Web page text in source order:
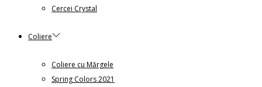
Cercei Crystal
Coliere
Coliere cu Mărgele
Spring Colors 2021